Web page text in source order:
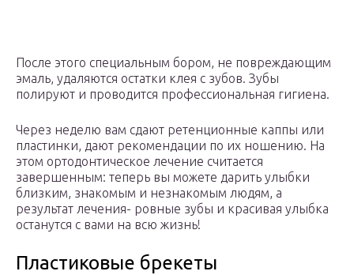
После этого специальным бором, не повреждающим
эмаль, удаляются остатки клея с зубов. Зубы
полируют и проводится профессиональная гигиена.
Через неделю вам сдают ретенционные каппы или
пластинки, дают рекомендации по их ношению. На
этом ортодонтическое лечение считается
завершенным: теперь вы можете дарить улыбки
близким, знакомым и незнакомым людям, а
результат лечения- ровные зубы и красивая улыбка
останутся с вами на всю жизнь!
Пластиковые брекеты